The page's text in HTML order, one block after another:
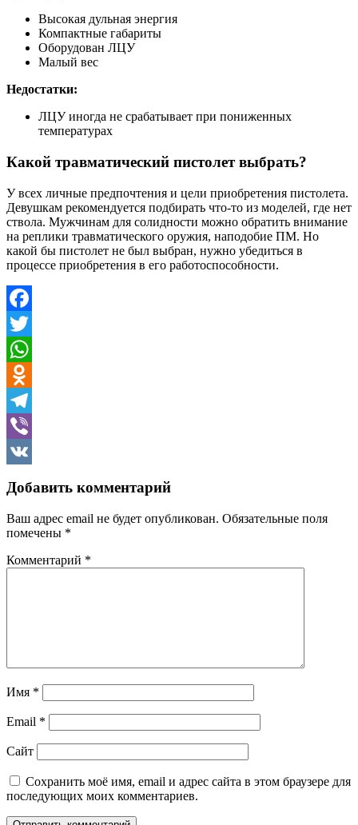
Высокая дульная энергия
Компактные габариты
Оборудован ЛЦУ
Малый вес
Недостатки:
ЛЦУ иногда не срабатывает при пониженных
температурах
Какой травматический пистолет выбрать?
У всех личные предпочтения и цели приобретения пистолета.
Девушкам рекомендуется подбирать что-то из моделей, где нет
ствола. Мужчинам для солидности можно обратить внимание
на реплики травматического оружия, наподобие ПМ. Но
какой бы пистолет не был выбран, нужно убедиться в
процессе приобретения в его работоспособности.
Facebook
Twitter
WhatsApp
Odnoklassniki
Telegram
Viber
Добавить комментарий
Ваш адрес email не будет опубликован. Обязательные поля
помечены *
Комментарий *
Имя *
Email *
Сайт
Сохранить моё имя, email и адрес сайта в этом браузере для
последующих моих комментариев.